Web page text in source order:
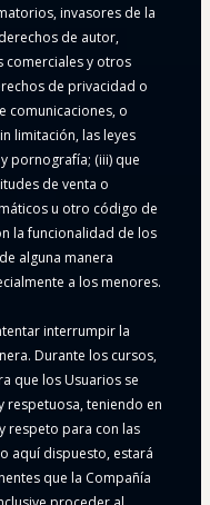
invasores de la
de autor,
comerciales y otros
de privacidad o
comunicaciones, o
limitación, las leyes
pornografía; (iii) que
de venta o
u otro código de
la funcionalidad de los
alguna manera
a los menores.
interrumpir la
Durante los cursos,
que los Usuarios se
respetuosa, teniendo en
respeto para con las
aquí dispuesto, estará
que la Compañía